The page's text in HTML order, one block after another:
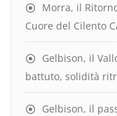
Morra, il
Cuore del Cilento
Gelbison, il
battuto, solidità
Gelbison, il